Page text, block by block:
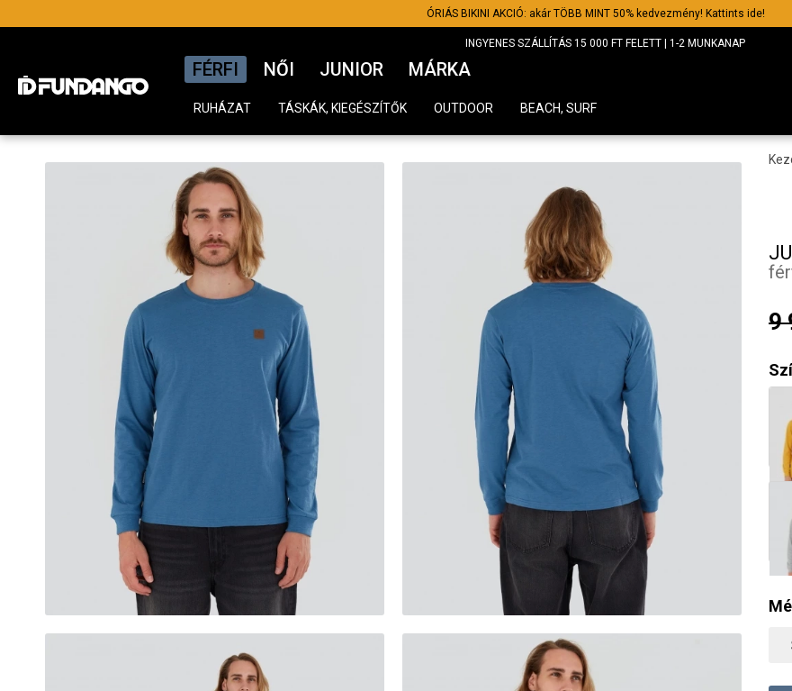
ÓRIÁS BIKINI AKCIÓ: akár TÖBB MINT 50% kedvezmény! Kattints ide!
INGYENES SZÁLLÍTÁS 15 000 FT FELETT | 1-2 MUNKANAP
FÉRFI NŐI JUNIOR MÁRKA
RUHÁZAT TÁSKÁK, KIEGÉSZÍTŐK OUTDOOR BEACH, SURF
9